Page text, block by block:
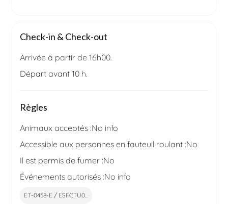
Check-in & Check-out
Arrivée à partir de 16h00.
Départ avant 10 h.
Règles
Animaux acceptés :No info
Accessible aux personnes en fauteuil roulant :No
Il est permis de fumer :No
Événements autorisés :No info
ET-0458-E / ESFCTU0...